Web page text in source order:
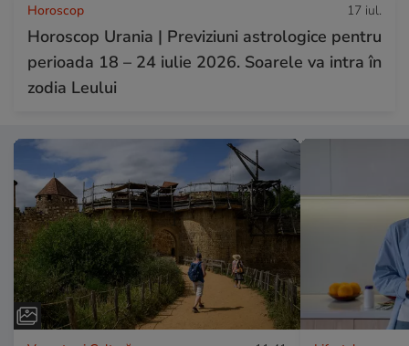
Horoscop 17 iul.
Horoscop Urania | Previziuni astrologice pentru
perioada 18 – 24 iulie 2026. Soarele va intra în
zodia Leului